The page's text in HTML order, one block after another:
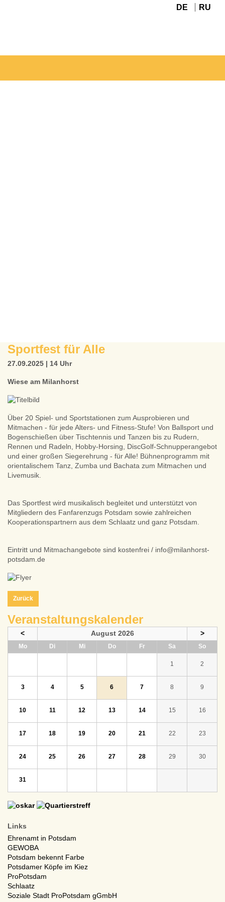
DE RU
Sportfest für Alle
27.09.2025 | 14 Uhr
Wiese am Milanhorst
Über 20 Spiel- und Sportstationen zum Ausprobieren und
Mitmachen - für jede Alters- und Fitness-Stufe! Von Ballsport und
Bogenschießen über Tischtennis und Tanzen bis zu Rudern,
Rennen und Radeln, Hobby-Horsing, DiscGolf-Schnupperangebot
und einer großen Siegerehrung - für Alle! Bühnenprogramm mit
orientalischem Tanz, Zumba und Bachata zum Mitmachen und
Livemusik.
Das Sportfest wird musikalisch begleitet und unterstützt von
Mitgliedern des Fanfarenzugs Potsdam sowie zahlreichen
Kooperationspartnern aus dem Schlaatz und ganz Potsdam.
Eintritt und Mitmachangebote sind kostenfrei / info@milanhorst-
potsdam.de
Zurück
Veranstaltungskalender
< August 2026 >
Montag Dienstag Mittwoch DonnerstagFreitag Sa Sonntag
1 2
3 4 5 6 7 8 9
10 11 12 13 14 15 16
17 18 19 20 21 22 23
24 25 26 27 28 29 30
31
Links
Ehrenamt in Potsdam
GEWOBA
Potsdam bekennt Farbe
Potsdamer Köpfe im Kiez
ProPotsdam
Schlaatz
Soziale Stadt ProPotsdam gGmbH